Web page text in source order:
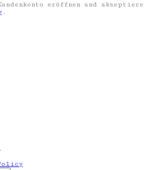
eröffnen und akzeptiere
.